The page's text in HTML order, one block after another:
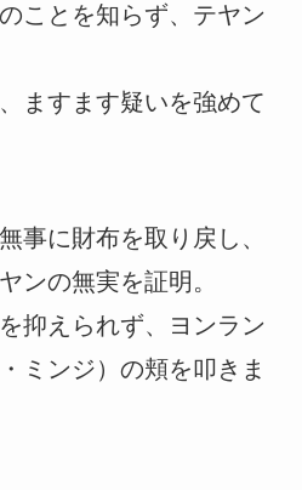
ことを知らず、テヤン
ますます疑いを強めて
事に財布を取り戻し、
ンの無実を証明。
抑えられず、ヨンラン
ミンジ）の頬を叩きま